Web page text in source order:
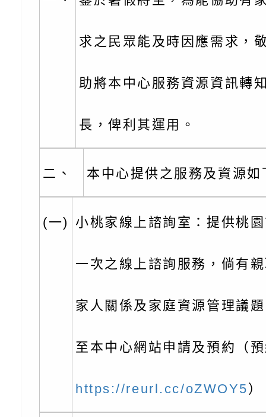
緒學習知能研習」
字稿及LCD託播影片
函轉有關本府新聞
6月交通安全宣導標
有關「115年各賣場
【打噴嚏、流鼻水、
0-8歲抗過敏照護指
童過敏免疫專家 林
講】親職講座
檢送桃園市政府LED
字稿及LCD託播影片
檢送桃園市政府家庭
「小桃家6月課程資
約幸福生活-婚前教
坊」、「幸福婚姻系
家庭好時光」海報
檢送桃園市政府LED
字稿及LCD託播影（
轉知財團法人天主教
立蘆葦啟智中心辦理
成果分享會
有關桃園市桃園區西
充實方案：「視」
覺暫留創意應用與實
字稿及LCD託播影（
有關桃園市桃園區新
學辦理115年度區域
角色驅動的聲音與故
「學生申訴及再申訴
月份公共服務政策溝
台北松山文創園區5
求之民眾能及時因應需求，
助將本中心服務資源資訊轉
長，俾利其運用。
二、 本中心提供之服務及資源如
(一) 小桃家線上諮詢室：提供桃
一次之線上諮詢服務，倘有
家人關係及家庭資源管理議
至本中心網站申請及預約（
https://reurl.cc/oZWOY5